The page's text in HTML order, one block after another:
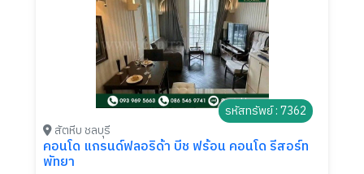
รหัสทรัพย์ : 7362
สัตหีบ ชลบุรี
คอนโด แกรนด์ฟลอริด้า บีช ฟร้อน คอนโด รีสอร์ท
พัทยา